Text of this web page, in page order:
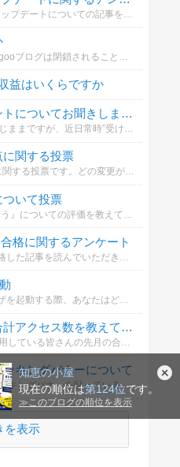
知恵の小屋
現在の順位は第124位です。
≫ このブログの順位を表示
今年の１１月、思いがけずgooブログは閉鎖されることになりました。そんなことから閉鎖後の対処の仕方に迷われたことと思います。そこでその対処についてお答えください。
益はいくらですか
▲▽▲ブログのコメントについてお聞きします▲▽▲
ブログのコメント欄暫く閉じままですが、近日常時”受け付ける”へ変更を検討しています。そこで質問があるのでお時間がございましたらご回答お願いします。
に関する投票
Fedora Linux 41の変更点に関する投票です。どの変更が最も注目すべきと思いますか？
ついて投票
格に関するアンケート
PySide6を使用してブラウザを起動する際、あなたはどちらの方法を選択しますか？
貴方のブログの先月合計アクセス数を教えて下さい
人気ブログランキングを利用している皆さんの先月の合計アクセス数を教えて下さい！
キングバナーについて
自分のブログに何らかのランキングバナーを貼っている方にうかがいます。（応援のクリックを・励みになりますetc.） あなたは閲覧する相手のブログに自分同様何らかのランキングバナーが貼ってある場合どうされていますか。
を表示